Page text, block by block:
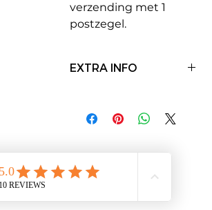
verzending met 1
postzegel.
EXTRA INFO
standaard afmeting (A6)
postzegel verstuurd
worden in België. Alle
kaarten hebben een